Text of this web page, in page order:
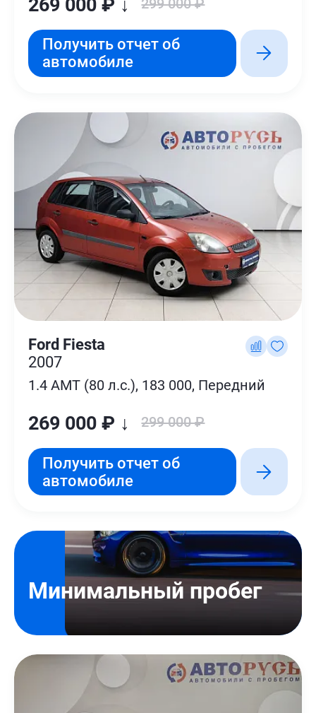
269 000 ₽ ↓ 299 000 ₽
Получить отчет об
автомобиле
Ford Fiesta
2007
1.4 AMT (80 л.с.), 183 000, Передний
269 000 ₽ ↓ 299 000 ₽
Получить отчет об
автомобиле
Минимальный пробег